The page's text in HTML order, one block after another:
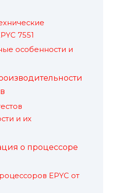
7551
особенности и
и их
о процессоре
EPYC от